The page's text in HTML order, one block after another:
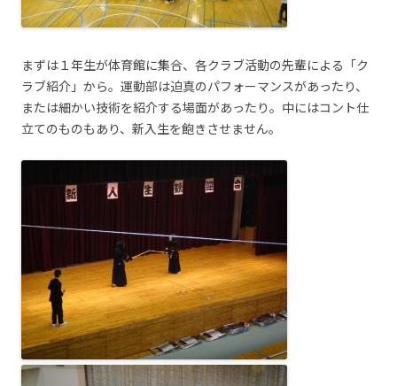
まずは１年生が体育館に集合、各クラブ活動の先輩による「ク
ラブ紹介」から。運動部は迫真のパフォーマンスがあったり、
または細かい技術を紹介する場面があったり。中にはコント仕
立てのものもあり、新入生を飽きさせません。